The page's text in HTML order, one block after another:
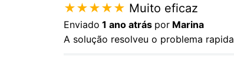
★★★★★ Muito eficaz
Enviado 1 ano atrás por Marina
A solução resolveu o problema